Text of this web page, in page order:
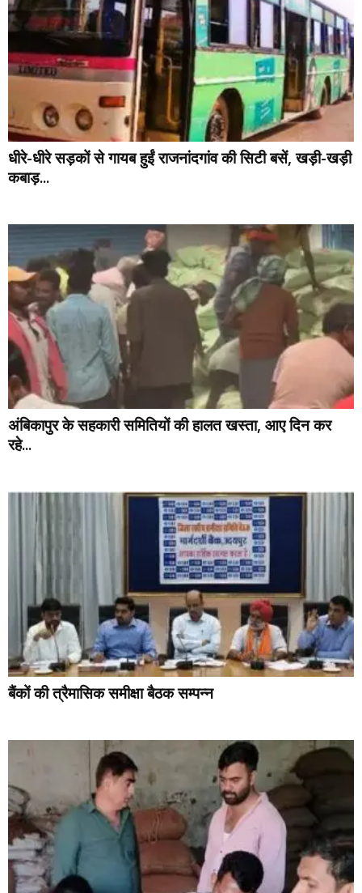
धीरे-धीरे सड़कों से गायब हुईं राजनांदगांव की सिटी बसें, खड़ी-खड़ी
कबाड़...
अंबिकापुर के सहकारी समितियों की हालत खस्ता, आए दिन कर
रहे...
बैंकों की त्रैमासिक समीक्षा बैठक सम्पन्न